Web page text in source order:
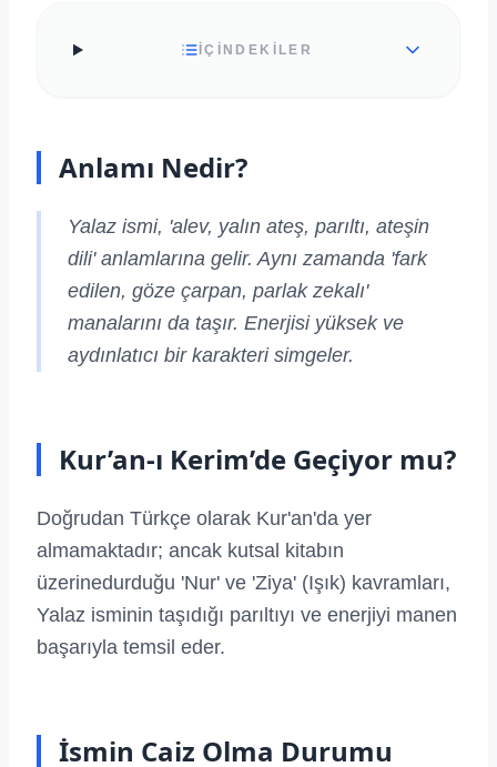
İÇİNDEKİLER
Anlamı Nedir?
Yalaz ismi, 'alev, yalın ateş, parıltı, ateşin
dili' anlamlarına gelir. Aynı zamanda 'fark
edilen, göze çarpan, parlak zekalı'
manalarını da taşır. Enerjisi yüksek ve
aydınlatıcı bir karakteri simgeler.
Kur’an-ı Kerim’de Geçiyor mu?
Doğrudan Türkçe olarak Kur'an'da yer
almamaktadır; ancak kutsal kitabın
üzerinedurduğu 'Nur' ve 'Ziya' (Işık) kavramları,
Yalaz isminin taşıdığı parıltıyı ve enerjiyi manen
başarıyla temsil eder.
İsmin Caiz Olma Durumu